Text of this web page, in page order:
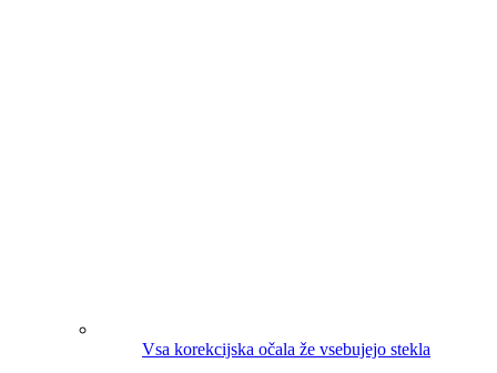
Vsa korekcijska očala že vsebujejo stekla